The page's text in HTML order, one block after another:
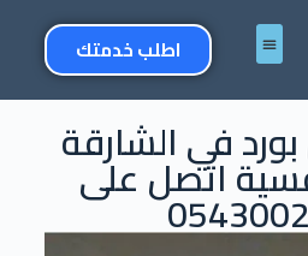
اطلب خدمتك
في الشارقة
اتصل على